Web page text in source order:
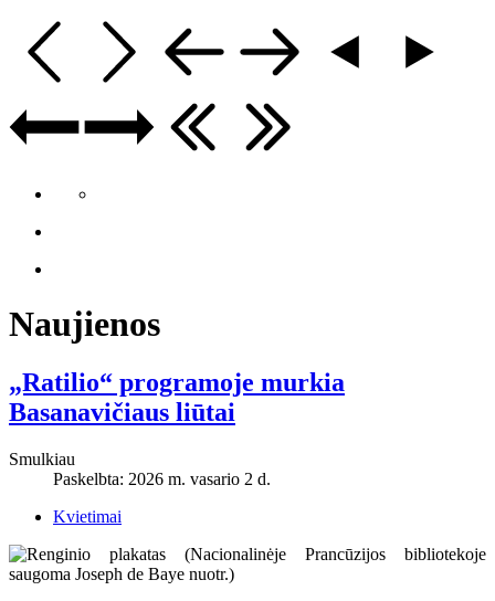
Naujienos
„Ratilio“ programoje murkia
Basanavičiaus liūtai
Smulkiau
Paskelbta: 2026 m. vasario 2 d.
Kvietimai